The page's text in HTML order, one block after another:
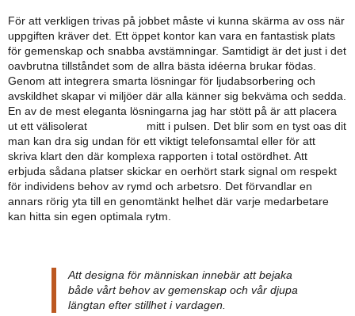
För att verkligen trivas på jobbet måste vi kunna skärma av oss när
uppgiften kräver det. Ett öppet kontor kan vara en fantastisk plats
för gemenskap och snabba avstämningar. Samtidigt är det just i det
oavbrutna tillståndet som de allra bästa idéerna brukar födas.
Genom att integrera smarta lösningar för ljudabsorbering och
avskildhet skapar vi miljöer där alla känner sig bekväma och sedda.
En av de mest eleganta lösningarna jag har stött på är att placera
ut ett välisolerat
mitt i pulsen. Det blir som en tyst oas dit
man kan dra sig undan för ett viktigt telefonsamtal eller för att
skriva klart den där komplexa rapporten i total ostördhet. Att
erbjuda sådana platser skickar en oerhört stark signal om respekt
för individens behov av rymd och arbetsro. Det förvandlar en
annars rörig yta till en genomtänkt helhet där varje medarbetare
kan hitta sin egen optimala rytm.
Att designa för människan innebär att bejaka
både vårt behov av gemenskap och vår djupa
längtan efter stillhet i vardagen.